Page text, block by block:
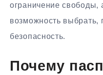
ограничение свободы,
возможность выбрать,
безопасность.
Почему